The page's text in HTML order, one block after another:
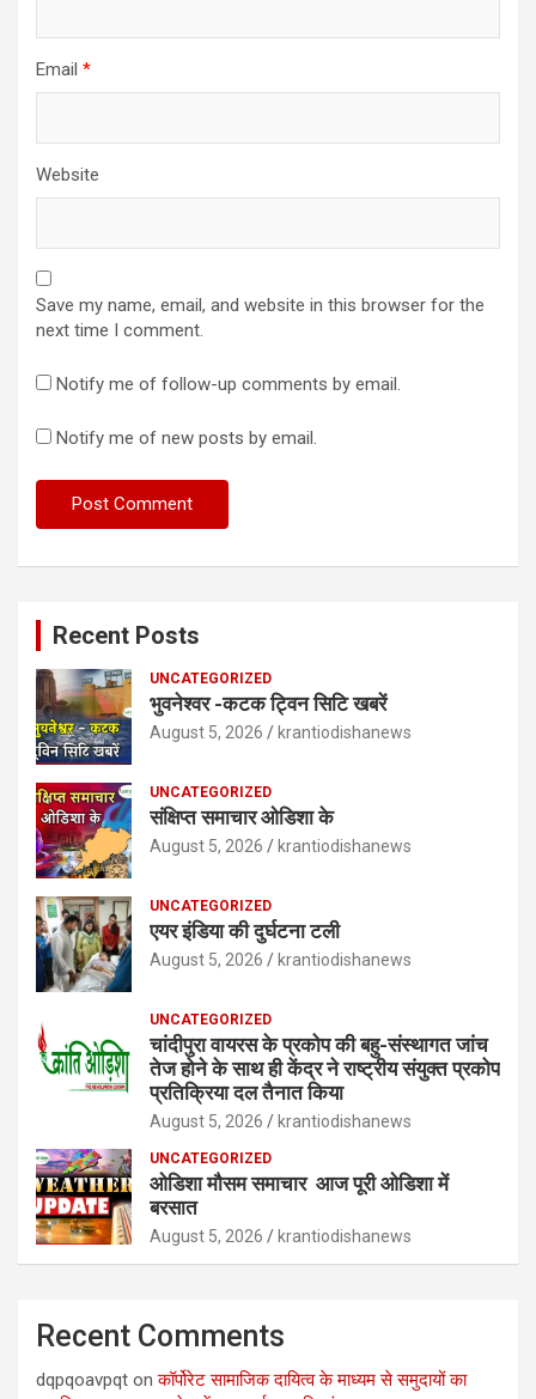
Email *
Website
Save my name, email, and website in this browser for the
next time I comment.
Notify me of follow-up comments by email.
Notify me of new posts by email.
Recent Posts
UNCATEGORIZED
भुवनेश्वर -कटक ट्विन सिटि खबरें
August 5, 2026 krantiodishanews
UNCATEGORIZED
संक्षिप्त समाचार ओडिशा के
August 5, 2026 krantiodishanews
UNCATEGORIZED
एयर इंडिया की दुर्घटना टली
August 5, 2026 krantiodishanews
UNCATEGORIZED
चांदीपुरा वायरस के प्रकोप की बहु-संस्थागत जांच
तेज होने के साथ ही केंद्र ने राष्ट्रीय संयुक्त प्रकोप
प्रतिक्रिया दल तैनात किया
August 5, 2026 krantiodishanews
UNCATEGORIZED
ओडिशा मौसम समाचार आज पूरी ओडिशा में
बरसात
August 5, 2026 krantiodishanews
Recent Comments
dqpqoavpqt onकॉर्पोरेट सामाजिक दायित्व के माध्यम से समुदायों का